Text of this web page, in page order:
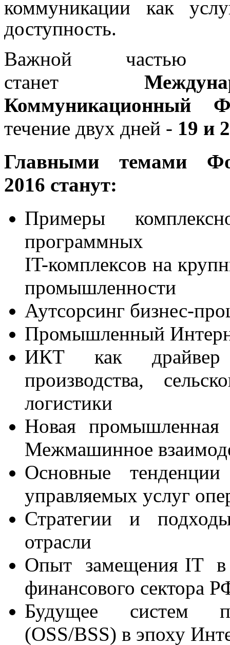
коммуникации как
доступность.
Важной частью
станет
Коммуникационный
течение двух дней - 19 и
Главными темами
2016 станут:
Примеры
программных
IT-комплексов на
промышленности
Аутсорсинг бизнес-
Промышленный
ИКТ как драйвер
производства,
логистики
Новая
Межмашинное
Основные тенденции
управляемых услуг
Стратегии и
отрасли
Опыт замещения IT в
финансового сектора
Будущее систем
(OSS/BSS) в эпоху